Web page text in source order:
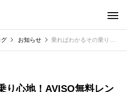
グ お知らせ 乗ればわかるその乗り心地！AVISO無料レンタル実施中！！
り心地！AVISO無料レン